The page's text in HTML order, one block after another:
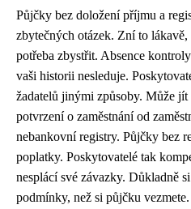
Půjčky bez doložení příjmu a
zbytečných otázek. Zní to
potřeba zbystřit. Absence
vaši historii nesleduje.
žadatelů jinými způsoby. Může
potvrzení o zaměstnání od
nebankovní registry. Půjčky bez
poplatky. Poskytovatelé tak
nesplácí své závazky. Důkladně
podmínky, než si půjčku